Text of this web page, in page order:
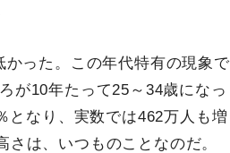
った。この年代特有の現象で
が10年たって25～34歳になっ
なり、実数では462万人も増
は、いつものことなのだ。